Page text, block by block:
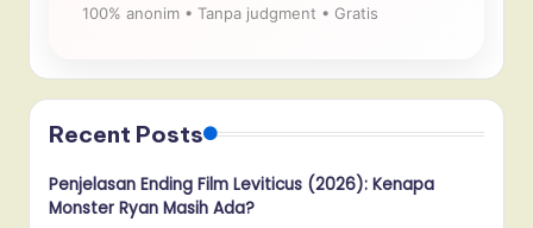
100% anonim • Tanpa judgment • Gratis
Recent Posts
Penjelasan Ending Film Leviticus (2026): Kenapa
Monster Ryan Masih Ada?